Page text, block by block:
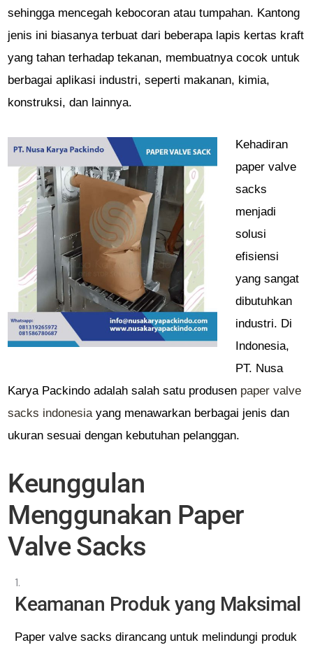
sehingga mencegah kebocoran atau tumpahan. Kantong
jenis ini biasanya terbuat dari beberapa lapis kertas kraft
yang tahan terhadap tekanan, membuatnya cocok untuk
berbagai aplikasi industri, seperti makanan, kimia,
konstruksi, dan lainnya.
Kehadiran
paper valve
sacks
menjadi
solusi
efisiensi
yang sangat
dibutuhkan
industri. Di
Indonesia,
PT. Nusa
Karya Packindo adalah salah satu produsen paper valve
sacks indonesiayang menawarkan berbagai jenis dan
ukuran sesuai dengan kebutuhan pelanggan.
Keunggulan
Menggunakan Paper
Valve Sacks
Keamanan Produk yang Maksimal
Paper valve sacks dirancang untuk melindungi produk